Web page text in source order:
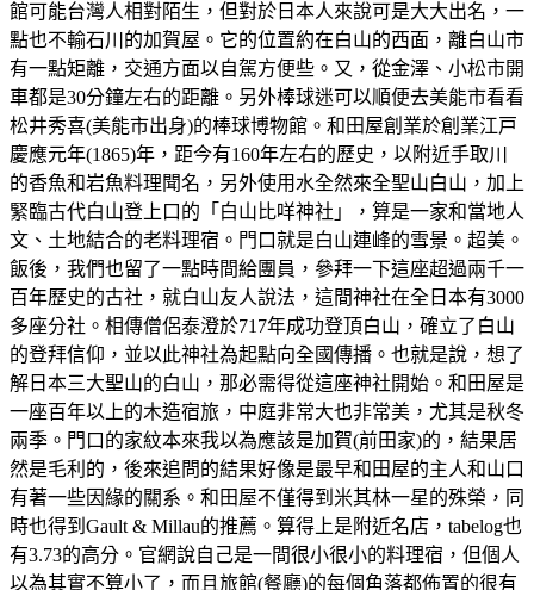
館可能台灣人相對陌生，但對於日本人來說可是大大出名，一
點也不輸石川的加賀屋。它的位置約在白山的西面，離白山市
有一點矩離，交通方面以自駕方便些。又，從金澤、小松市開
車都是30分鐘左右的距離。另外棒球迷可以順便去美能市看看
松井秀喜(美能市出身)的棒球博物館。和田屋創業於創業江戸
慶應元年(1865)年，距今有160年左右的歷史，以附近手取川
的香魚和岩魚料理聞名，另外使用水全然來全聖山白山，加上
緊臨古代白山登上口的「白山比咩神社」，算是一家和當地人
文、土地結合的老料理宿。門口就是白山連峰的雪景。超美。
飯後，我們也留了一點時間給團員，參拜一下這座超過兩千一
百年歷史的古社，就白山友人說法，這間神社在全日本有3000
多座分社。相傳僧侶泰澄於717年成功登頂白山，確立了白山
的登拜信仰，並以此神社為起點向全國傳播。也就是說，想了
解日本三大聖山的白山，那必需得從這座神社開始。和田屋是
一座百年以上的木造宿旅，中庭非常大也非常美，尤其是秋冬
兩季。門口的家紋本來我以為應該是加賀(前田家)的，結果居
然是毛利的，後來追問的結果好像是最早和田屋的主人和山口
有著一些因緣的關系。和田屋不僅得到米其林一星的殊榮，同
時也得到Gault & Millau的推薦。算得上是附近名店，tabelog也
有3.73的高分。官網說自己是一間很小很小的料理宿，但個人
以為其實不算小了，而且旅館(餐廳)的每個角落都佈置的很有